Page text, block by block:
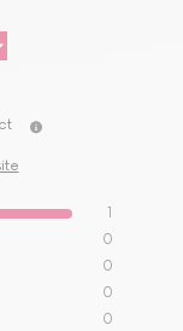
1
0
0
0
0